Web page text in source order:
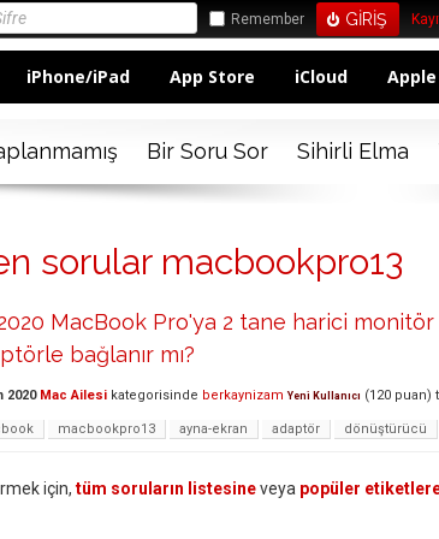
Remember
iPhone/iPad App Store iCloud
Bir Soru Sor Sihirli Elma
sorular macbookpro13
MacBook Pro'ya 2 tane harici
bağlanır mı?
2020 Mac Ailesi kategorisinde berkaynizam Yeni Kullanıcı (120 puan)
macbookpro13 ayna-ekran adaptör dönüştürücü
için, tüm soruların listesineveya popüler